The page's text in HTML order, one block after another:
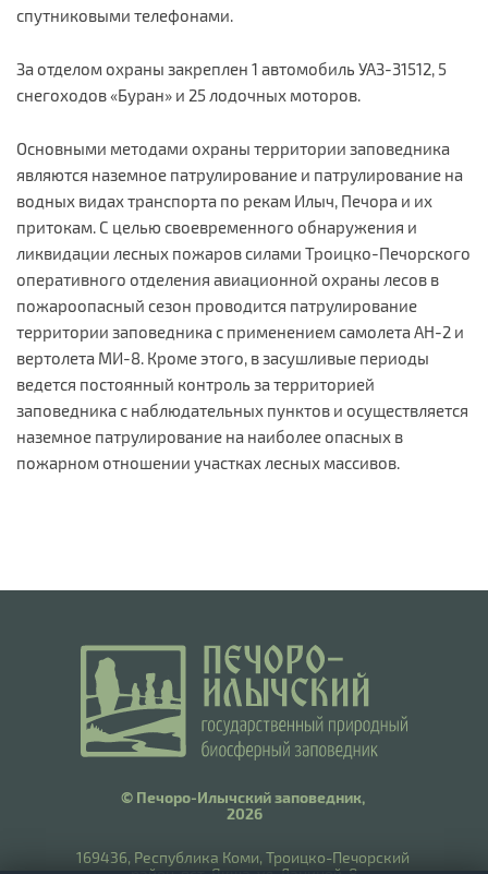
спутниковыми телефонами.
За отделом охраны закреплен 1 автомобиль УАЗ-31512, 5
снегоходов «Буран» и 25 лодочных моторов.
Основными методами охраны территории заповедника
являются наземное патрулирование и патрулирование на
водных видах транспорта по рекам Илыч, Печора и их
притокам. С целью своевременного обнаружения и
ликвидации лесных пожаров силами Троицко-Печорского
оперативного отделения авиационной охраны лесов в
пожароопасный сезон проводится патрулирование
территории заповедника с применением самолета АН-2 и
вертолета МИ-8. Кроме этого, в засушливые периоды
ведется постоянный контроль за территорией
заповедника с наблюдательных пунктов и осуществляется
наземное патрулирование на наиболее опасных в
пожарном отношении участках лесных массивов.
© Печоро-Илычский заповедник,
2026
169436, Республика Коми, Троицко-Печорский